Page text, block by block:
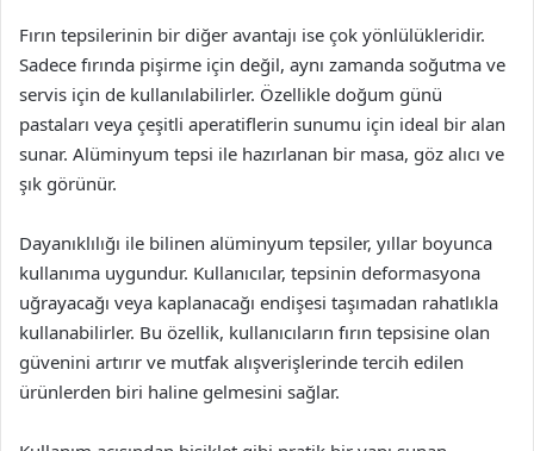
Fırın tepsilerinin bir diğer avantajı ise çok yönlülükleridir.
Sadece fırında pişirme için değil, aynı zamanda soğutma ve
servis için de kullanılabilirler. Özellikle doğum günü
pastaları veya çeşitli aperatiflerin sunumu için ideal bir alan
sunar. Alüminyum tepsi ile hazırlanan bir masa, göz alıcı ve
şık görünür.
Dayanıklılığı ile bilinen alüminyum tepsiler, yıllar boyunca
kullanıma uygundur. Kullanıcılar, tepsinin deformasyona
uğrayacağı veya kaplanacağı endişesi taşımadan rahatlıkla
kullanabilirler. Bu özellik, kullanıcıların fırın tepsisine olan
güvenini artırır ve mutfak alışverişlerinde tercih edilen
ürünlerden biri haline gelmesini sağlar.